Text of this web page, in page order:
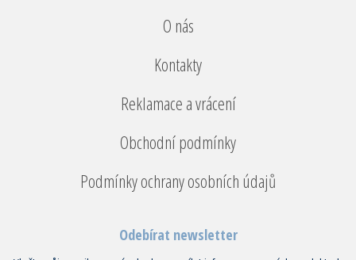
O nás
Kontakty
Reklamace a vrácení
Obchodní podmínky
Podmínky ochrany osobních údajů
Odebírat newsletter